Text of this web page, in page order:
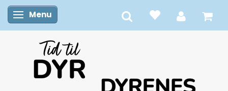
Skifte navigation
Menu